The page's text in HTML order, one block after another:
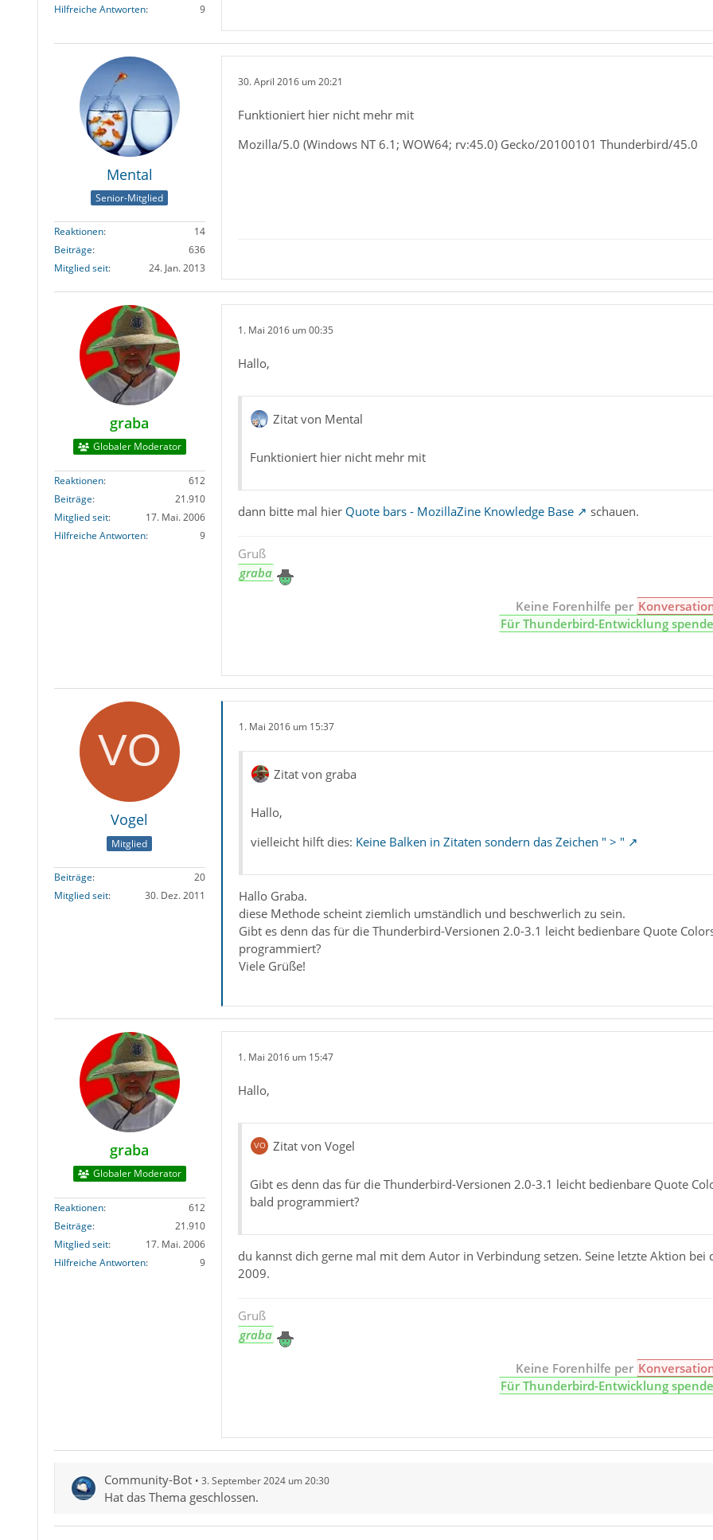
Hilfreiche Antworten
9
Mental
Senior-Mitglied
Reaktionen
14
Beiträge
636
Mitglied seit
24. Jan. 2013
30. April 2016 um 20:21
Funktioniert hier nicht mehr mit
Mozilla/5.0 (Windows NT 6.1; WOW64; rv:45.0) Gecko/20100101 Thunderbird/45.0
graba
Globaler Moderator
Reaktionen
612
Beiträge
21.910
Mitglied seit
17. Mai. 2006
Hilfreiche Antworten
9
1. Mai 2016 um 00:35
Hallo,
Zitat von Mental
Funktioniert hier nicht mehr mit
dann bitte mal hier Quote bars - MozillaZine Knowledge Base schauen.
Gruß
graba
Keine Forenhilfe per
Für Thunderbird-Entwicklung
Vogel
Mitglied
Beiträge
20
Mitglied seit
30. Dez. 2011
1. Mai 2016 um 15:37
Zitat von graba
Hallo,
vielleicht hilft dies: Keine Balken in Zitaten sondern das Zeichen " > "
Hallo Graba.
diese Methode scheint ziemlich umständlich und beschwerlich zu sein.
Gibt es denn das für die Thunderbird-Versionen 2.0-3.1 leicht bedienbare Quote
programmiert?
Viele Grüße!
graba
Globaler Moderator
Reaktionen
612
Beiträge
21.910
Mitglied seit
17. Mai. 2006
Hilfreiche Antworten
9
1. Mai 2016 um 15:47
Hallo,
Zitat von Vogel
Gibt es denn das für die Thunderbird-Versionen 2.0-3.1 leicht bedienbare Quote
bald programmiert?
du kannst dich gerne mal mit dem Autor in Verbindung setzen. Seine letzte Aktion
2009.
Gruß
graba
Keine Forenhilfe per
Für Thunderbird-Entwicklung
Community-Bot 3. September 2024 um 20:30
Hat das Thema geschlossen.